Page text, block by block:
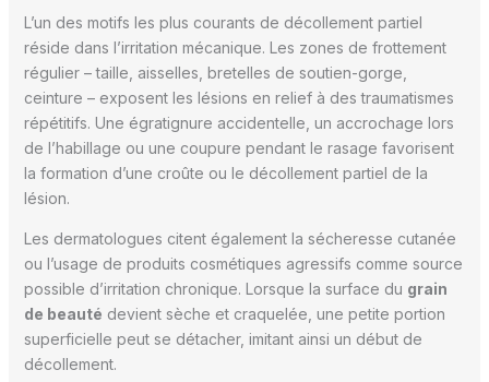
L’un des motifs les plus courants de décollement partiel
réside dans l’irritation mécanique. Les zones de frottement
régulier – taille, aisselles, bretelles de soutien-gorge,
ceinture – exposent les lésions en relief à des traumatismes
répétitifs. Une égratignure accidentelle, un accrochage lors
de l’habillage ou une coupure pendant le rasage favorisent
la formation d’une croûte ou le décollement partiel de la
lésion.
Les dermatologues citent également la sécheresse cutanée
ou l’usage de produits cosmétiques agressifs comme source
possible d’irritation chronique. Lorsque la surface du grain
de beauté devient sèche et craquelée, une petite portion
superficielle peut se détacher, imitant ainsi un début de
décollement.